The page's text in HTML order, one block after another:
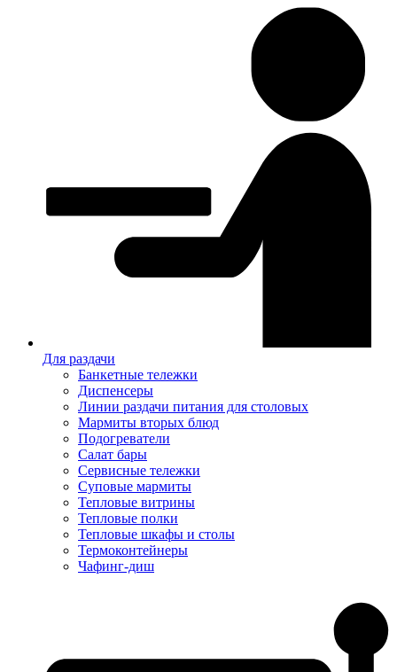
Для раздачи
Банкетные тележки
Диспенсеры
Линии раздачи питания для столовых
Мармиты вторых блюд
Подогреватели
Салат бары
Сервисные тележки
Суповые мармиты
Тепловые витрины
Тепловые полки
Тепловые шкафы и столы
Термоконтейнеры
Чафинг-диш